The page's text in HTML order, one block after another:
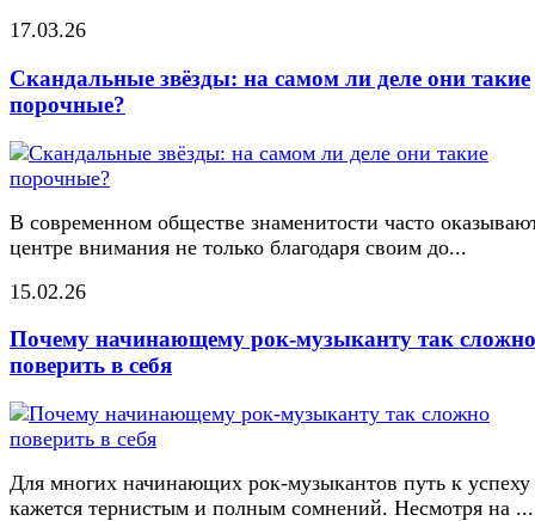
17.03.26
Скандальные звёзды: на самом ли деле они такие
порочные?
В современном обществе знаменитости часто
центре внимания не только благодаря своим до...
15.02.26
Почему начинающему рок-музыканту так сложно
поверить в себя
Для многих начинающих рок-музыкантов путь к успеху
кажется тернистым и полным сомнений. Несмотря на ...